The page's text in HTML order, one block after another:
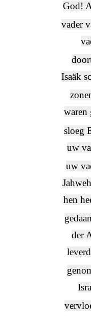
God!
vader
Isaäk
waren
sloeg
uw
uw
hen
der